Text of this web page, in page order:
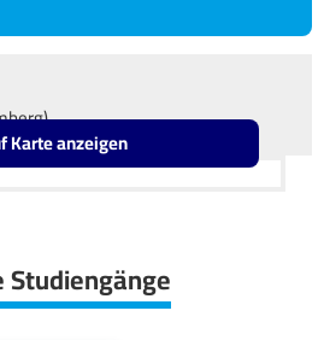
Leaflet OpenStreetMap2
Karte anzeigen
Studiengänge